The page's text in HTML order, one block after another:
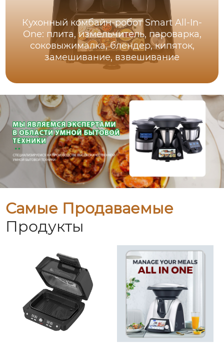
Кухонный комбайн-робот Smart All-In-
One: плита, измельчитель, пароварка,
соковыжималка, блендер, кипяток,
замешивание, взвешивание
Самые Продаваемые
Продукты